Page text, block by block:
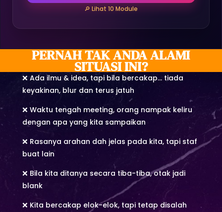
🔎 Lihat 10 Module
PERNAH TAK ANDA ALAMI
SITUASI INI?
❌ Ada ilmu & idea, tapi bila bercakap… tiada
keyakinan, blur dan terus jatuh
❌ Waktu tengah meeting, orang nampak keliru
dengan apa yang kita sampaikan
❌ Rasanya arahan dah jelas pada kita, tapi staf
buat lain
❌ Bila kita ditanya secara tiba-tiba, otak jadi
blank
❌ Kita bercakap elok-elok, tapi tetap disalah